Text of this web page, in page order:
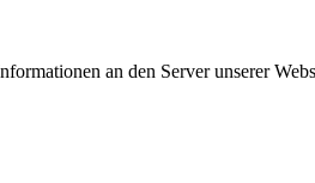
an den Server unserer